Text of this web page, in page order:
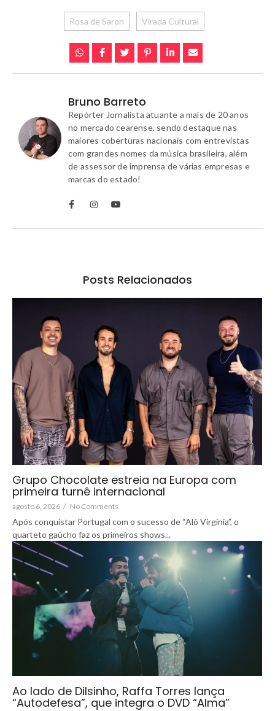
Rosa de Saron Virada Cultural
Bruno Barreto
Repórter Jornalista atuante a mais de 20 anos
no mercado cearense, sendo destaque nas
maiores coberturas nacionais com entrevistas
com grandes nomes da música brasileira, além
de assessor de imprensa de várias empresas e
marcas do estado!
Posts Relacionados
Grupo Chocolate estreia na Europa com
primeira turnê internacional
agosto 6, 2026 / No Comments
Após conquistar Portugal com o sucesso de “Alô Virgínia”, o
quarteto gaúcho faz os primeiros shows...
Ao lado de Dilsinho, Raffa Torres lança
“Autodefesa”, que integra o DVD “Alma”